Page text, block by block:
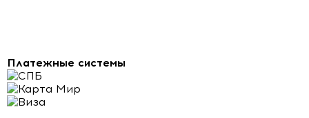
Платежные системы